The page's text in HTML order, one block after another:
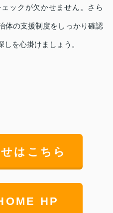
ックが欠かせません。さら
体の支援制度をしっかり確認
を心掛けましょう。
はこちら
HP